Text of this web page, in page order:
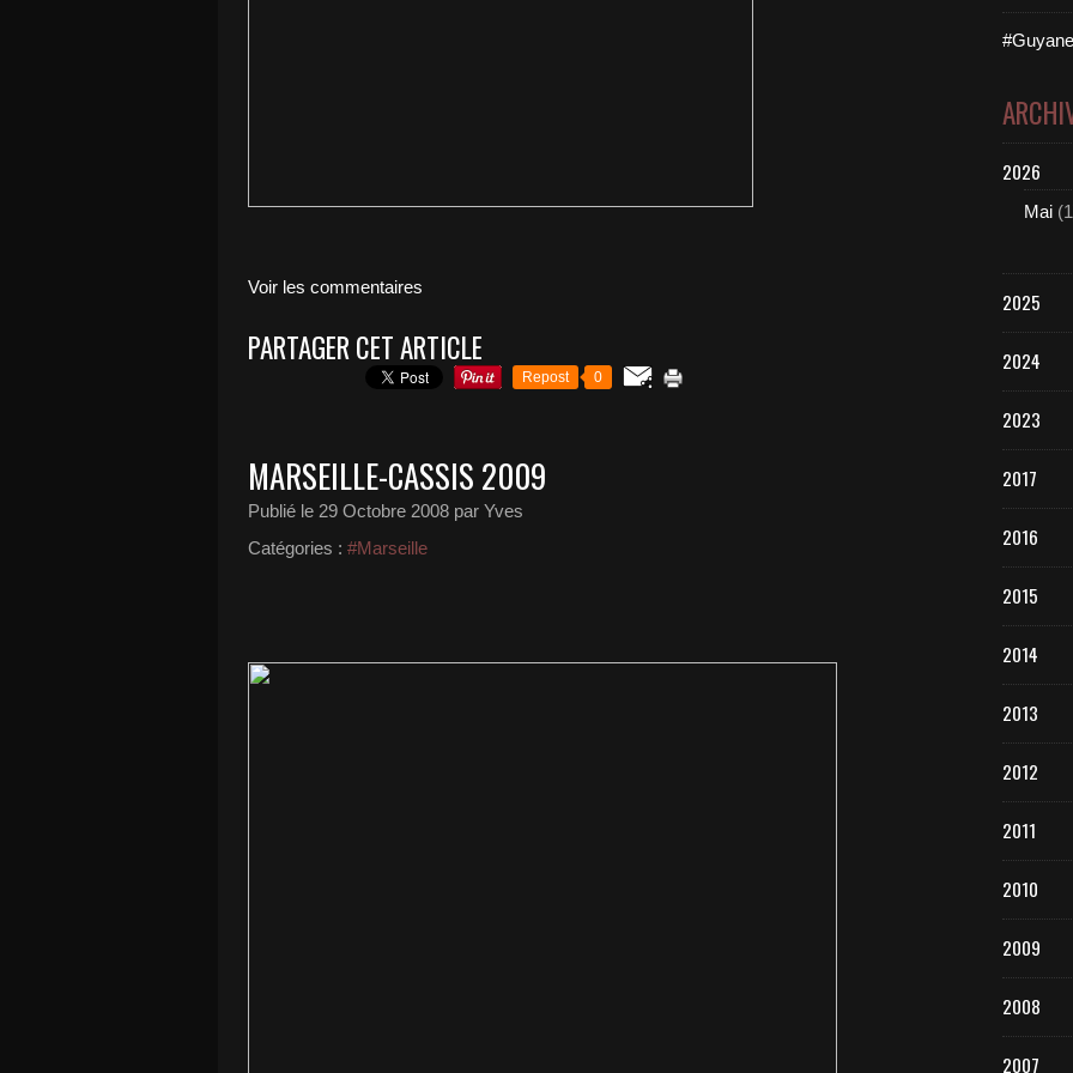
Voir les commentaires
PARTAGER CET ARTICLE
Repost 0
MARSEILLE-CASSIS 2009
Publié le 29 Octobre 2008 par Yves
Catégories : #Marseille
2026
Mai
2025
2024
2023
2017
2016
2015
2014
2013
2012
2011
2010
2009
2008
2007